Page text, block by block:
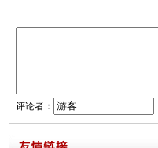
评论者：